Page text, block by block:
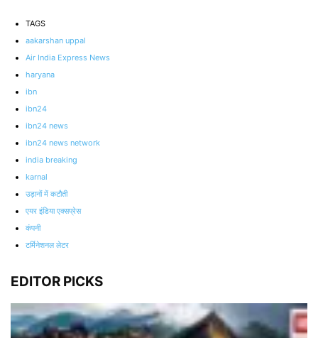
TAGS
aakarshan uppal
Air India Express News
haryana
ibn
ibn24
ibn24 news
ibn24 news network
india breaking
karnal
उड़ानों में कटौती
एयर इंडिया एक्सप्रेस
कंपनी
टर्मिनेशनल लेटर
EDITOR PICKS